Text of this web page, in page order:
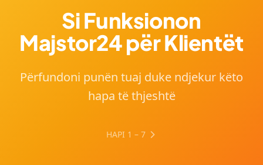
Si Funksionon
Majstor24 për Klientët
Përfundoni punën tuaj duke ndjekur këto
hapa të thjeshtë
HAPI 1 – 7